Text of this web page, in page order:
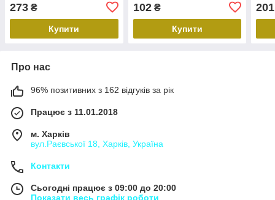
273 ₴
Купити
102₴
Купити
201
Про нас
96% позитивних з 162 відгуків за рік
Працює з 11.01.2018
м. Харків
вул.Раєвської 18, Харків, Україна
Контакти
Сьогодні працює з 09:00 до 20:00
Показати весь графік роботи